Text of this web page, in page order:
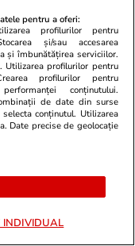
pentru a oferi:
profilurilor pentru
și/sau accesarea
și îmbunătățirea serviciilor.
Utilizarea profilurilor pentru
profilurilor pentru
conținutului.
de date din surse
conținutul. Utilizarea
Date precise de geolocație
INDIVIDUAL